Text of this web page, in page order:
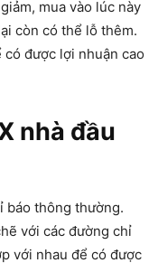
mua vào lúc này
còn có thể lỗ thêm.
có được lợi nhuận cao
nhà đầu
báo thông thường.
với các đường chỉ
với nhau để có được